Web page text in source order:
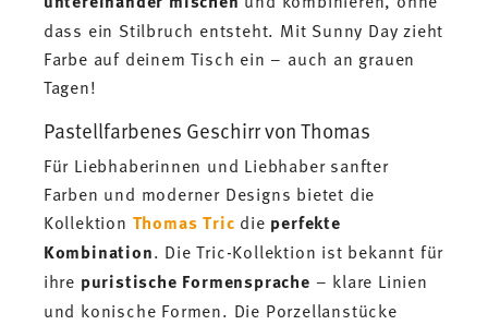
dass ein Stilbruch entsteht. Mit Sunny Day zieht
Farbe auf deinem Tisch ein – auch an grauen
Tagen!
Pastellfarbenes Geschirr von Thomas
Für Liebhaberinnen und Liebhaber sanfter
Farben und moderner Designs bietet die
Kollektion Thomas Tric die perfekte
Kombination. Die Tric-Kollektion ist bekannt für
ihre puristische Formensprache – klare Linien
und konische Formen. Die Porzellanstücke